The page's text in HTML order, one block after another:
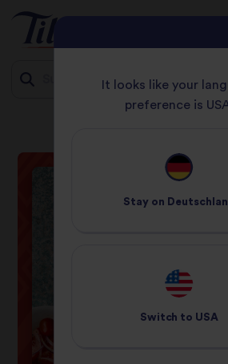
It looks like your
preference is
Stay on
Switch to USA